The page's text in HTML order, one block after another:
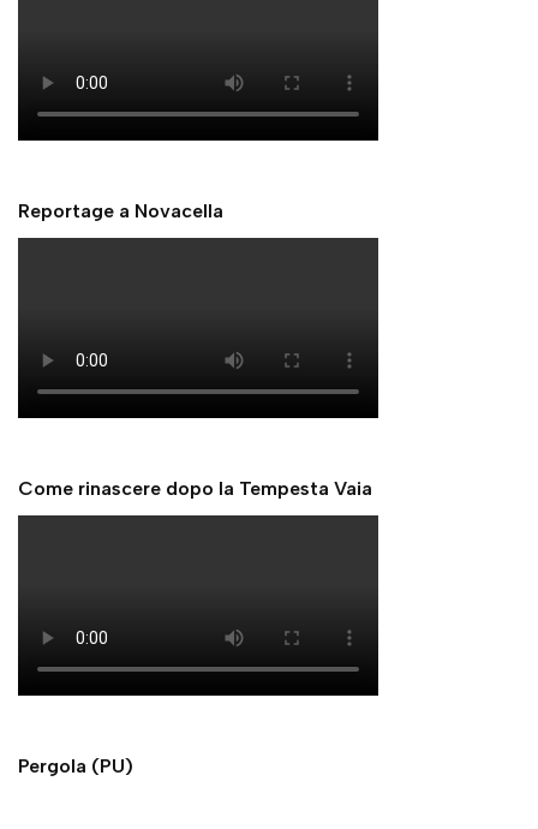
Reportage a Novacella
Come rinascere dopo la Tempesta Vaia
Pergola (PU)